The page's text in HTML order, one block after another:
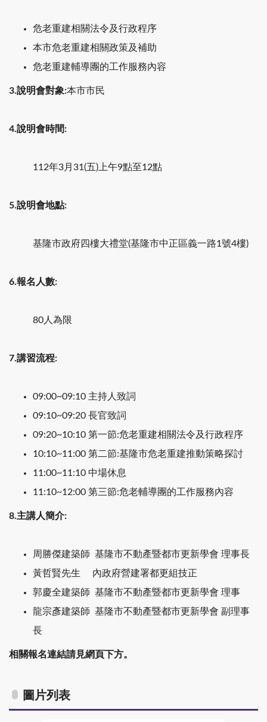
危老重建相關法令及行政程序
本市危老重建相關政策及補助
危老重建輔導團的工作服務內容
3.說明會對象:本市市民
4.說明會時間:
112年3月31(五)上午9點至12點
5.說明會地點:
基隆市政府四樓大禮堂(基隆市中正區義一路1號4樓)
6.報名人數:
80人為限
7.講習流程:
09:00~09:10 主持人致詞
09:10~09:20 長官致詞
09:20~10:10 第一節:危老重建相關法令及行政程序
10:10~11:00 第二節:基隆市危老重建推動策略探討
11:00~11:10 中場休息
11:10~12:00 第三節:危老輔導團的工作服務內容
8.主講人簡介:
周勝傑建築師 基隆市不動產暨都市更新學會 理事長
黃哲賢先生 內政府營建署都更組技正
郭慶全建築師 基隆市不動產暨都市更新學會 理事
龍宗彥建築師 基隆市不動產暨都市更新學會 副理事
長
相關報名連結請見網頁下方。
圖片列表